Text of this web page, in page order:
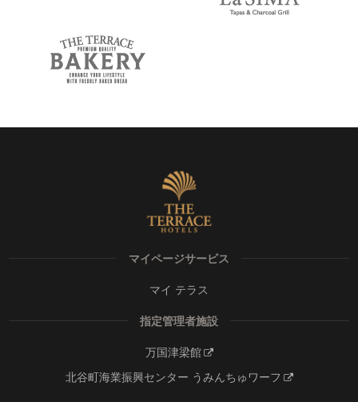
マイページサービス
マイ テラス
指定管理者施設
万国津梁館
北谷町海業振興センター うみんちゅワーフ